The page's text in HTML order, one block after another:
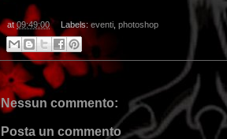
at09:49:00 Labels:eventi, photoshop
Nessun commento:
Posta un commento
...dai